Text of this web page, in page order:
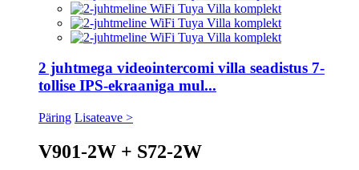
2 juhtmega videointercomi villa seadistus 7-
tollise IPS-ekraaniga mul...
Päring Lisateave >
V901-2W + S72-2W